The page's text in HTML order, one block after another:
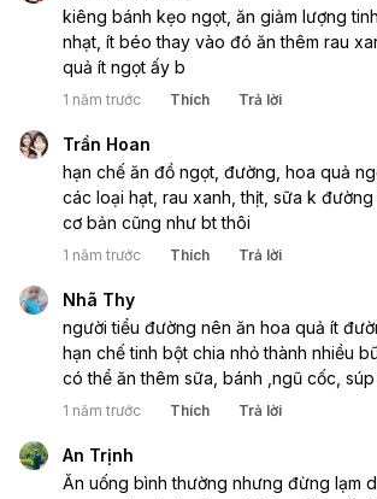
kiêng bánh kẹo ngọt, ăn giảm lượng
nhạt, ít béo thay vào đó ăn thêm rau
quả ít ngọt ấy b
1 năm trước Thích Trả lời
Trần Hoan
hạn chế ăn đồ ngọt, đường, hoa quả
các loại hạt, rau xanh, thịt, sữa k đường
cơ bản cũng như bt thôi
1 năm trước Thích Trả lời
Nhã Thy
người tiểu đường nên ăn hoa quả ít đường, rau xanh và
hạn chế tinh bột chia nhỏ thành nhiều
có thể ăn thêm sữa, bánh ,ngũ cốc,
chuyên biệt của người tiểu đường
1 năm trước Thích Trả lời
An Trịnh
Ăn uống bình thường nhưng đừng lạm